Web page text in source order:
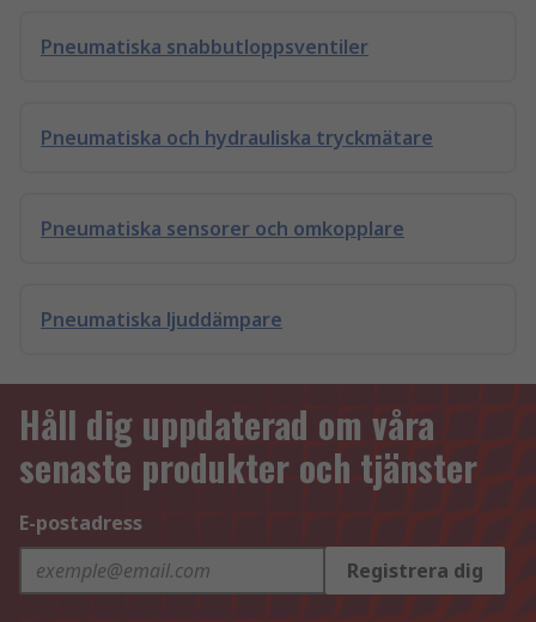
Pneumatiska snabbutloppsventiler
Pneumatiska och hydrauliska tryckmätare
Pneumatiska sensorer och omkopplare
Pneumatiska ljuddämpare
Håll dig uppdaterad om våra
senaste produkter och tjänster
E-postadress
Registrera dig